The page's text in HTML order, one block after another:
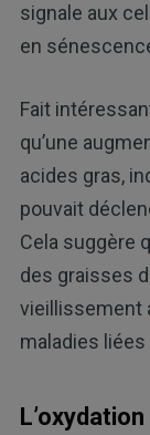
signale aux
en
Fait
qu’une
acides gras,
pouvait
Cela suggère
des graisses
vieillissement
maladies liées